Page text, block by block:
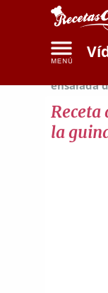
ensalada
Receta
la